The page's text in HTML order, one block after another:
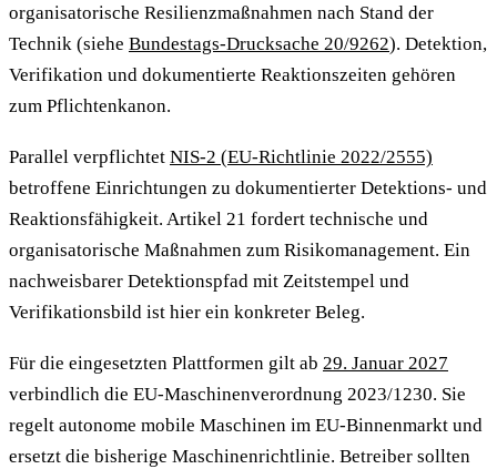
organisatorische Resilienzmaßnahmen nach Stand der
Technik (siehe Bundestags-Drucksache 20/9262). Detektion,
Verifikation und dokumentierte Reaktionszeiten gehören
zum Pflichtenkanon.
Parallel verpflichtet NIS-2 (EU-Richtlinie 2022/2555)
betroffene Einrichtungen zu dokumentierter Detektions- und
Reaktionsfähigkeit. Artikel 21 fordert technische und
organisatorische Maßnahmen zum Risikomanagement. Ein
nachweisbarer Detektionspfad mit Zeitstempel und
Verifikationsbild ist hier ein konkreter Beleg.
Für die eingesetzten Plattformen gilt ab 29. Januar 2027
verbindlich die EU-Maschinenverordnung 2023/1230. Sie
regelt autonome mobile Maschinen im EU-Binnenmarkt und
ersetzt die bisherige Maschinenrichtlinie. Betreiber sollten